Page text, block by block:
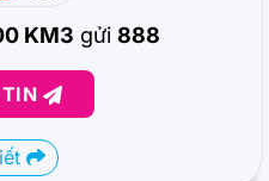
KM3 gửi 888